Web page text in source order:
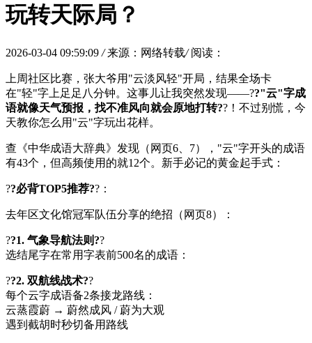
玩转天际局？
2026-03-04 09:59:09 / 来源：网络转载/ 阅读：
上周社区比赛，张大爷用"云淡风轻"开局，结果全场卡
在"轻"字上足足八分钟。这事儿让我突然发现——??"云"字成
语就像天气预报，找不准风向就会原地打转??！不过别慌，今
天教你怎么用"云"字玩出花样。
查《中华成语大辞典》发现（网页6、7），"云"字开头的成语
有43个，但高频使用的就12个。新手必记的黄金起手式：
??必背TOP5推荐??：
去年区文化馆冠军队伍分享的绝招（网页8）：
??1. 气象导航法则??
选结尾字在常用字表前500名的成语：
??2. 双航线战术??
每个云字成语备2条接龙路线：
云蒸霞蔚 → 蔚然成风 / 蔚为大观
遇到截胡时秒切备用路线